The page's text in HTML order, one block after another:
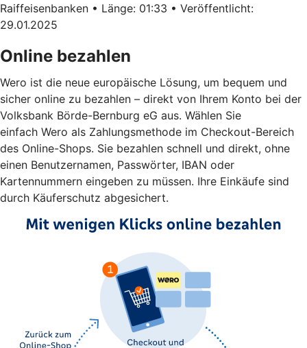
Raiffeisenbanken • Länge: 01:33 • Veröffentlicht:
29.01.2025
Online bezahlen
Wero ist die neue europäische Lösung, um bequem und
sicher online zu bezahlen – direkt von Ihrem Konto bei der
Volksbank Börde-Bernburg eG aus. Wählen Sie
einfach Wero als Zahlungsmethode im Checkout-Bereich
des Online-Shops. Sie bezahlen schnell und direkt, ohne
einen Benutzernamen, Passwörter, IBAN oder
Kartennummern eingeben zu müssen. Ihre Einkäufe sind
durch Käuferschutz abgesichert.